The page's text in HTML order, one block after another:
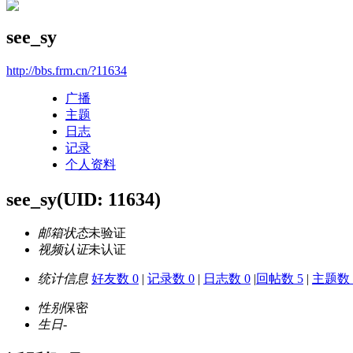
see_sy
http://bbs.frm.cn/?11634
广播
主题
日志
记录
个人资料
see_sy(UID: 11634)
邮箱状态未验证
视频认证未认证
统计信息 好友数 0 | 记录数 0 | 日志数 0 |回帖数 5 | 主题数
性别保密
生日-